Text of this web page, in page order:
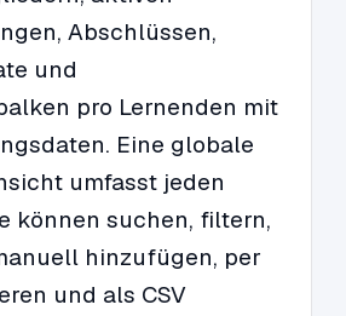
Abschlüssen,
und
pro Lernenden mit
Eine globale
umfasst jeden
können suchen, filtern,
hinzufügen, per
und als CSV